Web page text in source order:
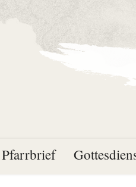
Pfarrbrief